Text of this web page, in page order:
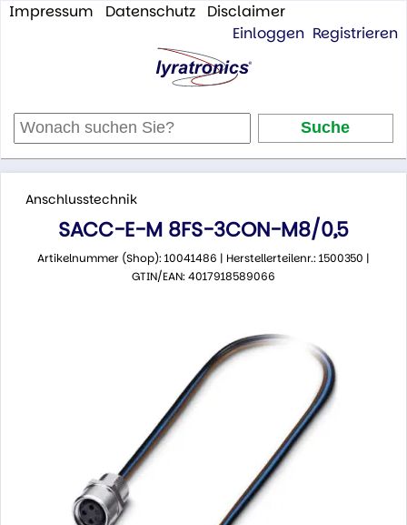
Impressum Datenschutz
Disclaimer
Einloggen Registrieren
Anschlusstechnik
SACC-E-M 8FS-3CON-M8/0,5
Artikelnummer (Shop): 10041486 | Herstellerteilenr.: 1500350 |
GTIN/EAN: 4017918589066